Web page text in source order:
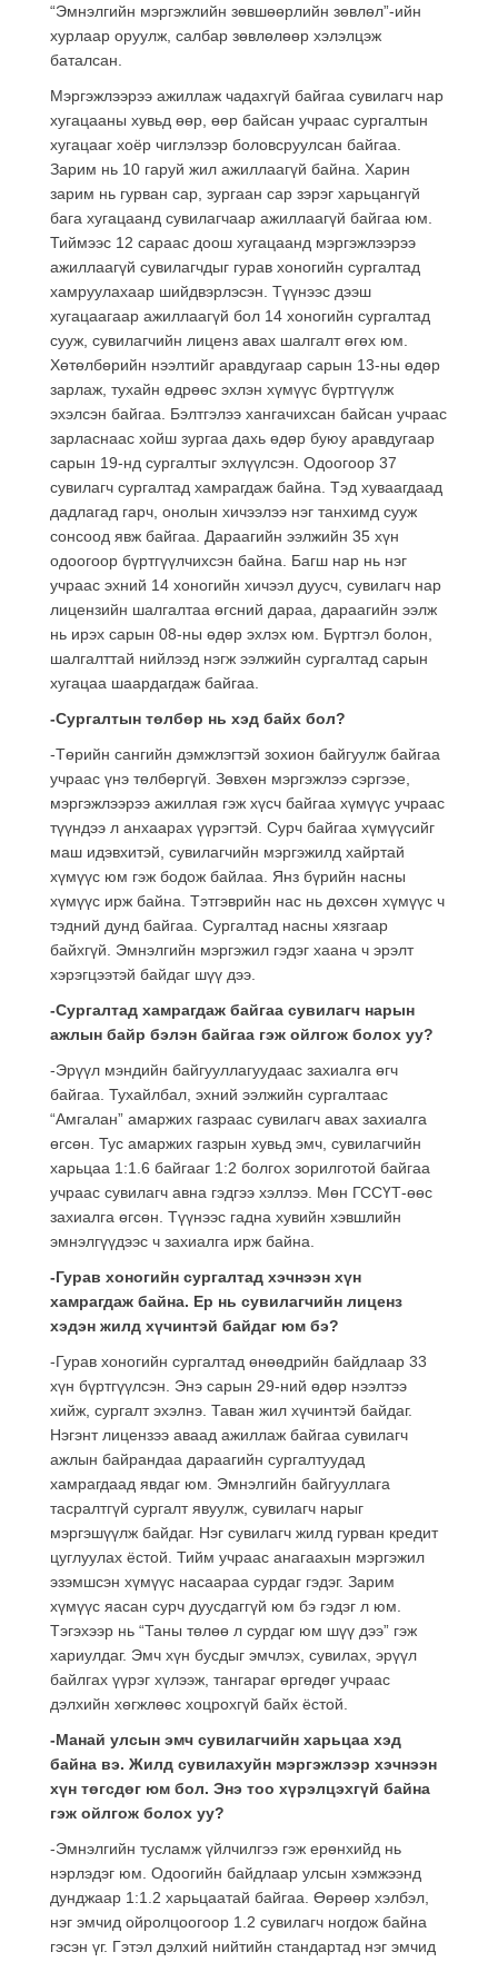
“Эмнэлгийн мэргэжлийн зөвшөөрлийн зөвлөл”-ийн
хурлаар оруулж, салбар зөвлөлөөр хэлэлцэж
баталсан.
Мэргэжлээрээ ажиллаж чадахгүй байгаа сувилагч нар
хугацааны хувьд өөр, өөр байсан учраас сургалтын
хугацааг хоёр чиглэлээр боловсруулсан байгаа.
Зарим нь 10 гаруй жил ажиллаагүй байна. Харин
зарим нь гурван сар, зургаан сар зэрэг харьцангүй
бага хугацаанд сувилагчаар ажиллаагүй байгаа юм.
Тиймээс 12 сараас доош хугацаанд мэргэжлээрээ
ажиллаагүй сувилагчдыг гурав хоногийн сургалтад
хамруулахаар шийдвэрлэсэн. Түүнээс дээш
хугацаагаар ажиллаагүй бол 14 хоногийн сургалтад
сууж, сувилагчийн лиценз авах шалгалт өгөх юм.
Хөтөлбөрийн нээлтийг аравдугаар сарын 13-ны өдөр
зарлаж, тухайн өдрөөс эхлэн хүмүүс бүртгүүлж
эхэлсэн байгаа. Бэлтгэлээ хангачихсан байсан учраас
зарласнаас хойш зургаа дахь өдөр буюу аравдугаар
сарын 19-нд сургалтыг эхлүүлсэн. Одоогоор 37
сувилагч сургалтад хамрагдаж байна. Тэд хуваагдаад
дадлагад гарч, онолын хичээлээ нэг танхимд сууж
сонсоод явж байгаа. Дараагийн ээлжийн 35 хүн
одоогоор бүртгүүлчихсэн байна. Багш нар нь нэг
учраас эхний 14 хоногийн хичээл дуусч, сувилагч нар
лицензийн шалгалтаа өгсний дараа, дараагийн ээлж
нь ирэх сарын 08-ны өдөр эхлэх юм. Бүртгэл болон,
шалгалттай нийлээд нэгж ээлжийн сургалтад сарын
хугацаа шаардагдаж байгаа.
-Сургалтын төлбөр нь хэд байх бол?
-Төрийн сангийн дэмжлэгтэй зохион байгуулж байгаа
учраас үнэ төлбөргүй. Зөвхөн мэргэжлээ сэргээе,
мэргэжлээрээ ажиллая гэж хүсч байгаа хүмүүс учраас
түүндээ л анхаарах үүрэгтэй. Сурч байгаа хүмүүсийг
маш идэвхитэй, сувилагчийн мэргэжилд хайртай
хүмүүс юм гэж бодож байлаа. Янз бүрийн насны
хүмүүс ирж байна. Тэтгэврийн нас нь дөхсөн хүмүүс ч
тэдний дунд байгаа. Сургалтад насны хязгаар
байхгүй. Эмнэлгийн мэргэжил гэдэг хаана ч эрэлт
хэрэгцээтэй байдаг шүү дээ.
-Сургалтад хамрагдаж байгаа сувилагч нарын
ажлын байр бэлэн байгаа гэж ойлгож болох уу?
-Эрүүл мэндийн байгууллагуудаас захиалга өгч
байгаа. Тухайлбал, эхний ээлжийн сургалтаас
“Амгалан” амаржих газраас сувилагч авах захиалга
өгсөн. Тус амаржих газрын хувьд эмч, сувилагчийн
харьцаа 1:1.6 байгааг 1:2 болгох зорилготой байгаа
учраас сувилагч авна гэдгээ хэллээ. Мөн ГССҮТ-өөс
захиалга өгсөн. Түүнээс гадна хувийн хэвшлийн
эмнэлгүүдээс ч захиалга ирж байна.
-Гурав хоногийн сургалтад хэчнээн хүн
хамрагдаж байна. Ер нь сувилагчийн лиценз
хэдэн жилд хүчинтэй байдаг юм бэ?
-Гурав хоногийн сургалтад өнөөдрийн байдлаар 33
хүн бүртгүүлсэн. Энэ сарын 29-ний өдөр нээлтээ
хийж, сургалт эхэлнэ. Таван жил хүчинтэй байдаг.
Нэгэнт лицензээ аваад ажиллаж байгаа сувилагч
ажлын байрандаа дараагийн сургалтуудад
хамрагдаад явдаг юм. Эмнэлгийн байгууллага
тасралтгүй сургалт явуулж, сувилагч нарыг
мэргэшүүлж байдаг. Нэг сувилагч жилд гурван кредит
цуглуулах ёстой. Тийм учраас анагаахын мэргэжил
эзэмшсэн хүмүүс насаараа сурдаг гэдэг. Зарим
хүмүүс яасан сурч дуусдаггүй юм бэ гэдэг л юм.
Тэгэхээр нь “Таны төлөө л сурдаг юм шүү дээ” гэж
хариулдаг. Эмч хүн бусдыг эмчлэх, сувилах, эрүүл
байлгах үүрэг хүлээж, тангараг өргөдөг учраас
дэлхийн хөгжлөөс хоцрохгүй байх ёстой.
-Манай улсын эмч сувилагчийн харьцаа хэд
байна вэ. Жилд сувилахуйн мэргэжлээр хэчнээн
хүн төгсдөг юм бол. Энэ тоо хүрэлцэхгүй байна
гэж ойлгож болох уу?
-Эмнэлгийн тусламж үйлчилгээ гэж ерөнхийд нь
нэрлэдэг юм. Одоогийн байдлаар улсын хэмжээнд
дунджаар 1:1.2 харьцаатай байгаа. Өөрөөр хэлбэл,
нэг эмчид ойролцоогоор 1.2 сувилагч ногдож байна
гэсэн үг. Гэтэл дэлхий нийтийн стандартад нэг эмчид